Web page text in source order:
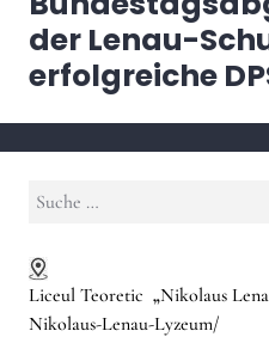
Beitrag:
der Lenau-
erfolgreiche
Suche
Liceul Teoretic „Nikolaus
Nikolaus-Lenau-Lyzeum/